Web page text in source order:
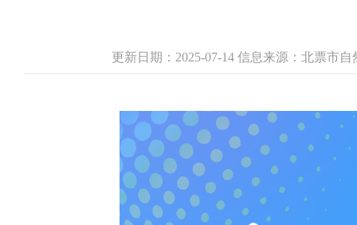
更新日期：2025-07-14 信息来源：北票市